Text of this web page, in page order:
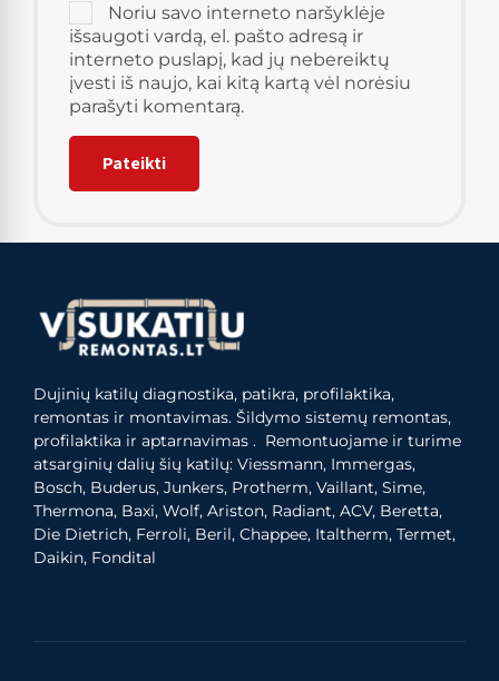
Noriu savo interneto naršyklėje
išsaugoti vardą, el. pašto adresą ir
interneto puslapį, kad jų nebereiktų
įvesti iš naujo, kai kitą kartą vėl norėsiu
parašyti komentarą.
Dujinių katilų diagnostika, patikra, profilaktika,
remontas ir montavimas. Šildymo sistemų remontas,
profilaktika ir aptarnavimas . Remontuojame ir turime
atsarginių dalių šių katilų: Viessmann, Immergas,
Bosch, Buderus, Junkers, Protherm, Vaillant, Sime,
Thermona, Baxi, Wolf, Ariston, Radiant, ACV, Beretta,
Die Dietrich, Ferroli, Beril, Chappee, Italtherm, Termet,
Daikin, Fondital